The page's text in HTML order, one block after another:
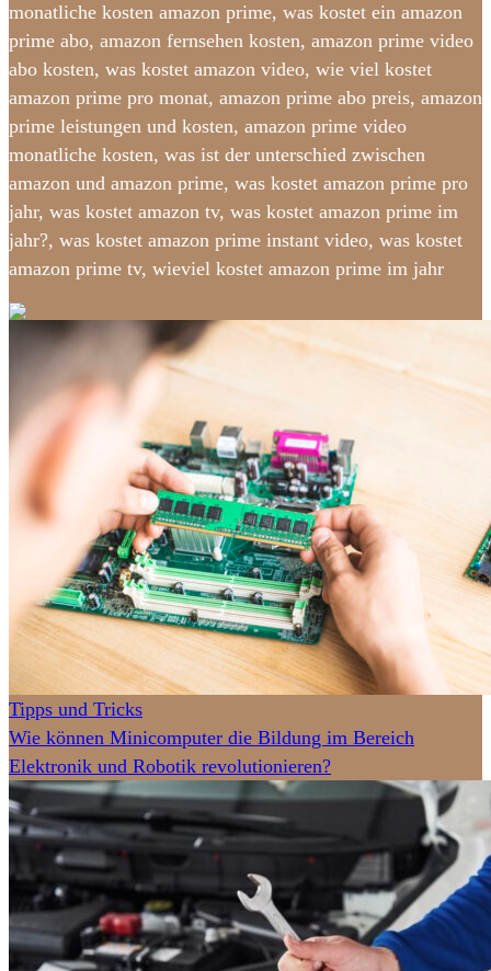
monatliche kosten amazon prime, was kostet ein amazon
prime abo, amazon fernsehen kosten, amazon prime video
abo kosten, was kostet amazon video, wie viel kostet
amazon prime pro monat, amazon prime abo preis, amazon
prime leistungen und kosten, amazon prime video
monatliche kosten, was ist der unterschied zwischen
amazon und amazon prime, was kostet amazon prime pro
jahr, was kostet amazon tv, was kostet amazon prime im
jahr?, was kostet amazon prime instant video, was kostet
amazon prime tv, wieviel kostet amazon prime im jahr
Tipps und Tricks
Wie können Minicomputer die Bildung im Bereich
Elektronik und Robotik revolutionieren?